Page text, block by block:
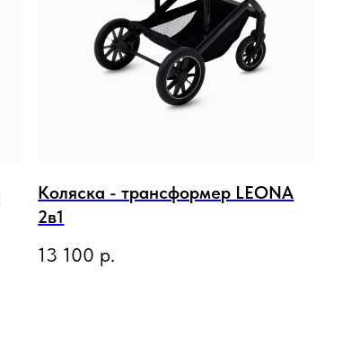
Коляска - трансформер LEONA
2в1
13 100 р.